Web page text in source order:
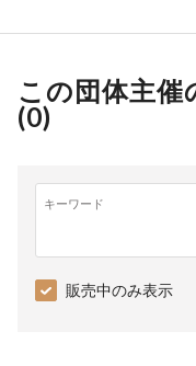
この団体主催
(0)
キーワード
販売中のみ表示